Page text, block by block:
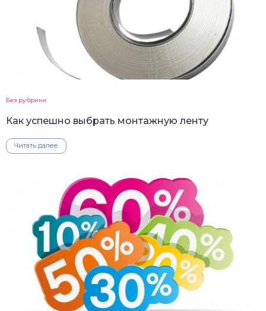
Без рубрики
Как успешно выбрать монтажную ленту
Читать далее